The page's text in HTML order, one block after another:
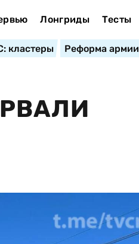
Лонгриды Тесты
кластеры Реформа армии